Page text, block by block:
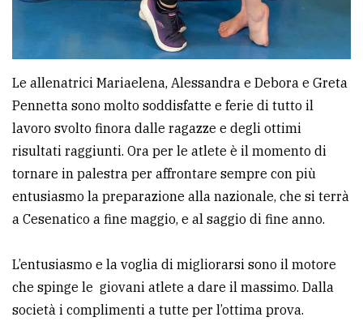
Le allenatrici Mariaelena, Alessandra e Debora e Greta
Pennetta sono molto soddisfatte e ferie di tutto il
lavoro svolto finora dalle ragazze e degli ottimi
risultati raggiunti. Ora per le atlete è il momento di
tornare in palestra per affrontare sempre con più
entusiasmo la preparazione alla nazionale, che si terrà
a Cesenatico a fine maggio, e al saggio di fine anno.
L’entusiasmo e la voglia di migliorarsi sono il motore
che spinge le giovani atlete a dare il massimo. Dalla
società i complimenti a tutte per l’ottima prova.